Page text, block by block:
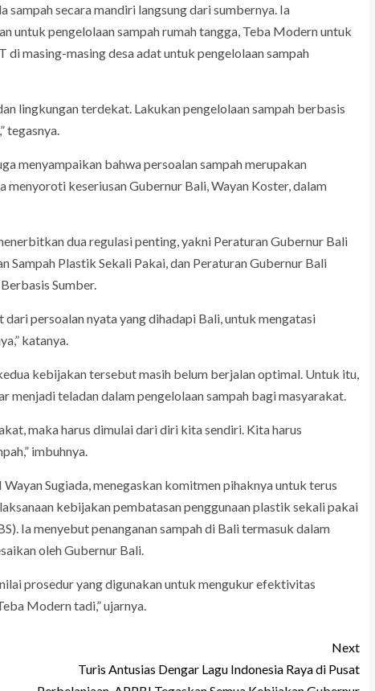
secara mandiri langsung dari sumbernya. Ia
untuk pengelolaan sampah rumah tangga, Teba Modern untuk
di masing-masing desa adat untuk pengelolaan sampah
lingkungan terdekat. Lakukan pengelolaan sampah berbasis
tegasnya.
menyampaikan bahwa persoalan sampah merupakan
menyoroti keseriusan Gubernur Bali, Wayan Koster, dalam
dua regulasi penting, yakni Peraturan Gubernur Bali
Plastik Sekali Pakai, dan Peraturan Gubernur Bali
Sumber.
persoalan nyata yang dihadapi Bali, untuk mengatasi
katanya.
kebijakan tersebut masih belum berjalan optimal. Untuk itu,
menjadi teladan dalam pengelolaan sampah bagi masyarakat.
maka harus dimulai dari diri kita sendiri. Kita harus
imbuhnya.
Sugiada, menegaskan komitmen pihaknya untuk terus
kebijakan pembatasan penggunaan plastik sekali pakai
Ia menyebut penanganan sampah di Bali termasuk dalam
oleh Gubernur Bali.
prosedur yang digunakan untuk mengukur efektivitas
Modern tadi,” ujarnya.
Next
Turis Antusias Dengar Lagu Indonesia Raya di Pusat